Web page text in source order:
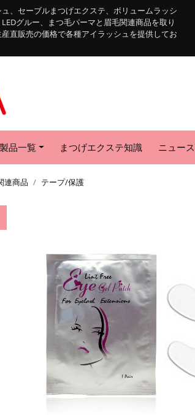
、セーブルまつげエクステ、ボリュームラッシ
グルー、まつ毛パーマと眉毛関連商品を取り
直販売の価格で各種アイラッシュを提供してお
製品一覧 まつげエクステ知識 ニュース
連商品 テープ/保護